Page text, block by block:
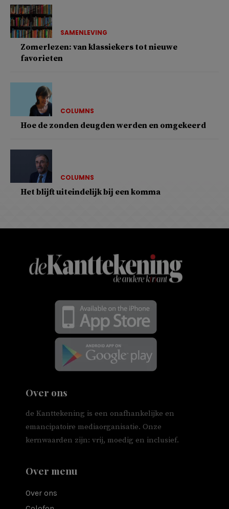
SAMENLEVING
Zomerlezen: van klassiekers tot nieuwe
favorieten
COLUMNS
Hoe de zonden deugden werden en omgekeerd
COLUMNS
Het blijft uiteindelijk bij een komma
Over ons
de Kanttekening is een onafhankelijke en
emancipatoire mediaorganisatie. Onze
kernwaarden zijn: vrij, moedig en inclusief.
Over menu
Over ons